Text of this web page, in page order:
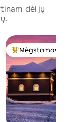
dėl jų
Svečių
Mėgstamas